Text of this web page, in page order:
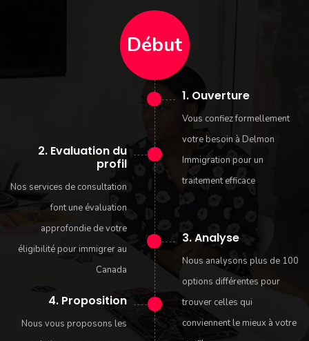
Début
2. Evaluation du
profil
Nos services de consultation
font une évaluation
approfondie de votre
éligibilité pour immigrer au
Canada
4. Proposition
Nous vous proposons les
1. Ouverture
Vous confiez formellement
votre besoin à Delmon
Immigration pour un
traitement efficace
3. Analyse
Nous analysons plus de 100
options différentes pour
trouver celles qui
conviennent le mieux à votre